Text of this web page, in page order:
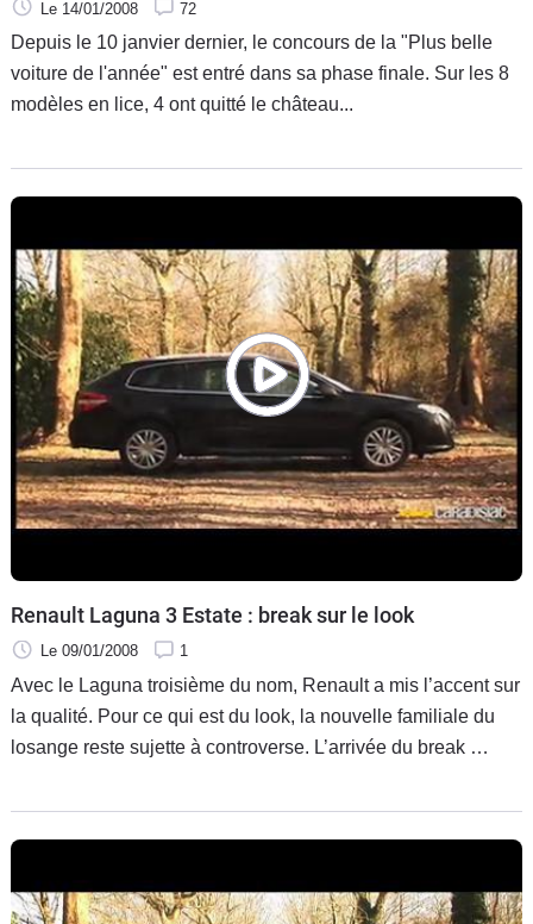
Le 14/01/2008 72
Depuis le 10 janvier dernier, le concours de la "Plus belle
voiture de l'année" est entré dans sa phase finale. Sur les 8
modèles en lice, 4 ont quitté le château...
Renault Laguna 3 Estate : break sur le look
Le 09/01/2008 1
Avec le Laguna troisième du nom, Renault a mis l’accent sur
la qualité. Pour ce qui est du look, la nouvelle familiale du
losange reste sujette à controverse. L’arrivée du break 